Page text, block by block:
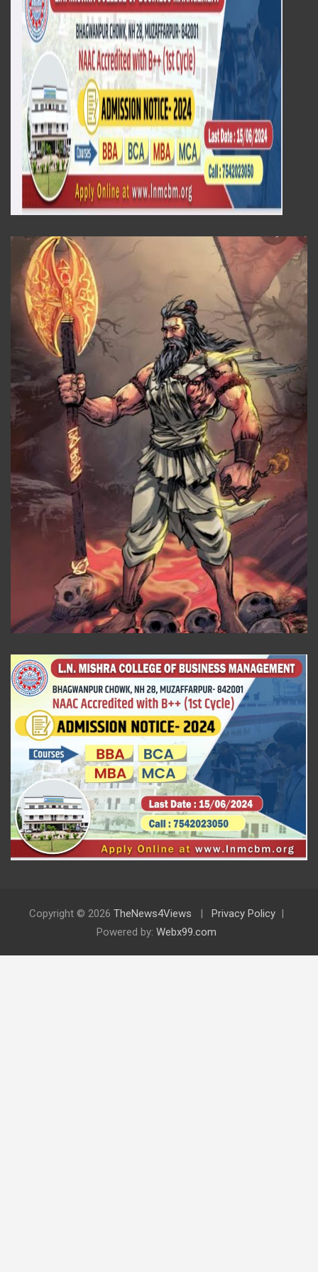
Copyright © 2026 TheNews4Views
Privacy Policy
Powered by: Webx99.com